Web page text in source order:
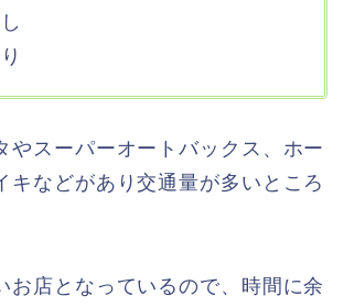
やスーパーオートバックス、ホー
キなどがあり交通量が多いところ
お店となっているので、時間に余